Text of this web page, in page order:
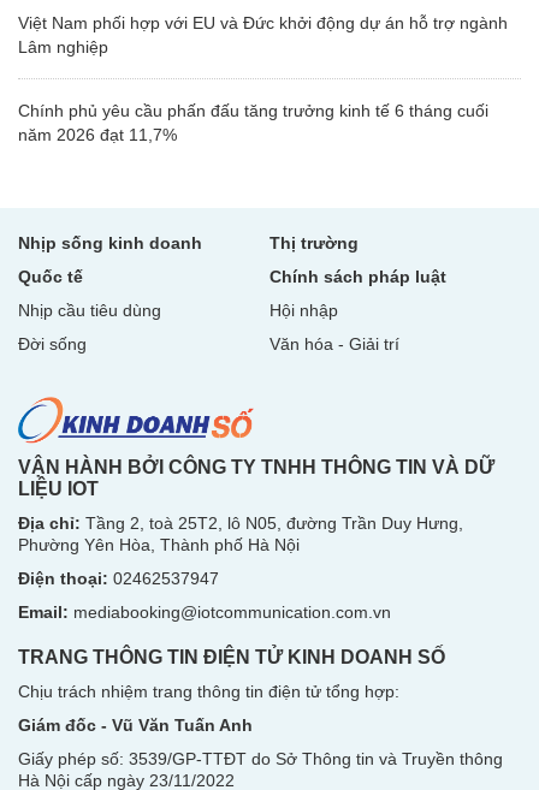
Việt Nam phối hợp với EU và Đức khởi động dự án hỗ trợ ngành
Lâm nghiệp
Chính phủ yêu cầu phấn đấu tăng trưởng kinh tế 6 tháng cuối
năm 2026 đạt 11,7%
Nhịp sống kinh doanh
Thị trường
Quốc tế
Chính sách pháp luật
Nhịp cầu tiêu dùng
Hội nhập
Đời sống
Văn hóa - Giải trí
VẬN HÀNH BỞI CÔNG TY TNHH THÔNG TIN VÀ DỮ
LIỆU IOT
Địa chỉ: Tầng 2, toà 25T2, lô N05, đường Trần Duy Hưng,
Phường Yên Hòa, Thành phố Hà Nội
Điện thoại: 02462537947
Email: mediabooking@iotcommunication.com.vn
TRANG THÔNG TIN ĐIỆN TỬ KINH DOANH SỐ
Chịu trách nhiệm trang thông tin điện tử tổng hợp:
Giám đốc - Vũ Văn Tuấn Anh
Giấy phép số: 3539/GP-TTĐT do Sở Thông tin và Truyền thông
Hà Nội cấp ngày 23/11/2022